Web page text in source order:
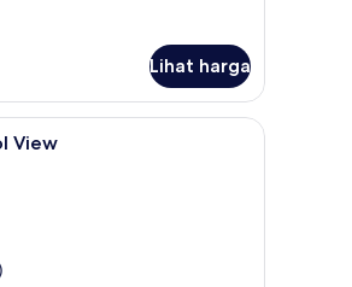
Lihat harga
Suite, 2 Bedrooms, Pool View | Ruang tamu
View